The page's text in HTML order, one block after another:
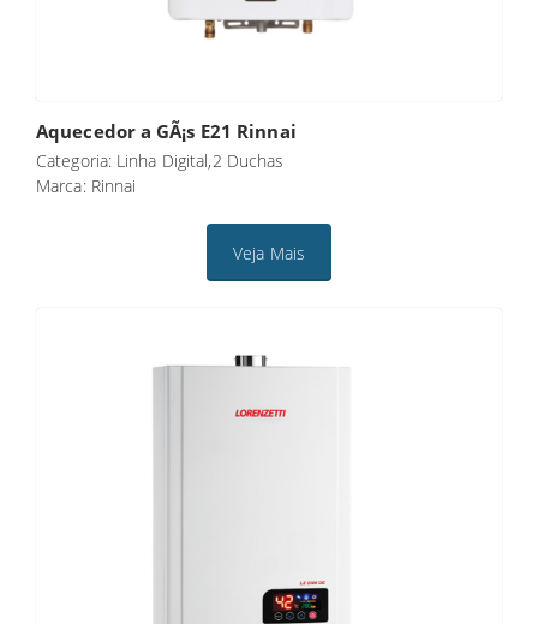
Aquecedor a GÃ¡s E21 Rinnai
Categoria: Linha Digital,2 Duchas
Marca: Rinnai
Veja Mais